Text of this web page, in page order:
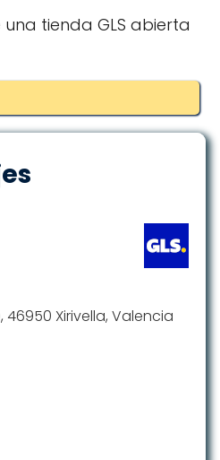
una tienda GLS abierta
46950 Xirivella, Valencia